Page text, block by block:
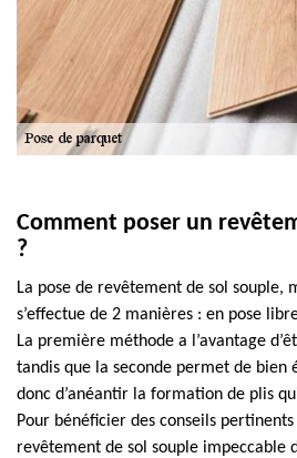
Comment poser un
?
La pose de revêtement de sol souple,
s’effectue de 2 manières : en pose
La première méthode a l’avantage
tandis que la seconde permet de
donc d’anéantir la formation de plis
Pour bénéficier des conseils
revêtement de sol souple impeccable